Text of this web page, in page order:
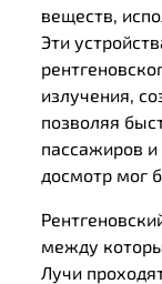
веществ,
Эти
излучения,
позволяя
пассажиров и
досмотр мог
между
Лучи